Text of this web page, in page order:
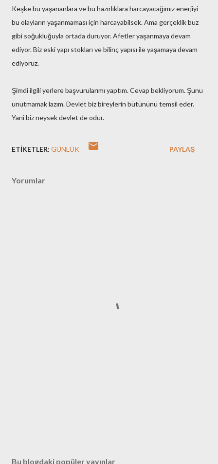
Keşke bu yaşananlara ve bu hazırlıklara harcayacağımız enerjiyi
bu olayların yaşanmaması için harcayabilsek. Ama gerçeklik buz
gibi soğukluğuyla ortada duruyor. Afetler yaşanmaya devam
ediyor. Biz eski yapı stokları ve bilinç yapısı ile yaşamaya devam
ediyoruz.
Şimdi ilgili yerlere başvurularımı yaptım. Cevap bekliyorum. Şunu
unutmamak lazım. Devlet biz bireylerin bütününü temsil eder.
Yani biz neysek devlet de odur.
ETIKETLER: GÜNLÜK PAYLAŞ
Yorumlar
Bu blogdaki popüler yayınlar